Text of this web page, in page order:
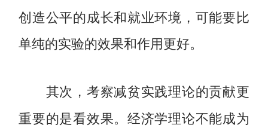
创造公平的成长和就业环境，可能要比
单纯的实验的效果和作用更好。
其次，考察减贫实践理论的贡献更
重要的是看效果。 经济学理论不能成为